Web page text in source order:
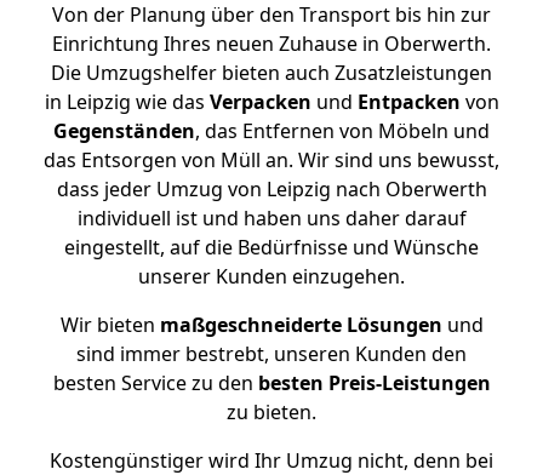
Von der Planung über den Transport bis hin zur
Einrichtung Ihres neuen Zuhause in Oberwerth.
Die Umzugshelfer bieten auch Zusatzleistungen
in Leipzig wie das Verpacken und Entpacken von
Gegenständen, das Entfernen von Möbeln und
das Entsorgen von Müll an. Wir sind uns bewusst,
dass jeder Umzug von Leipzig nach Oberwerth
individuell ist und haben uns daher darauf
eingestellt, auf die Bedürfnisse und Wünsche
unserer Kunden einzugehen.
Wir bieten maßgeschneiderte Lösungen und
sind immer bestrebt, unseren Kunden den
besten Service zu den besten Preis-Leistungen
zu bieten.
Kostengünstiger wird Ihr Umzug nicht, denn bei